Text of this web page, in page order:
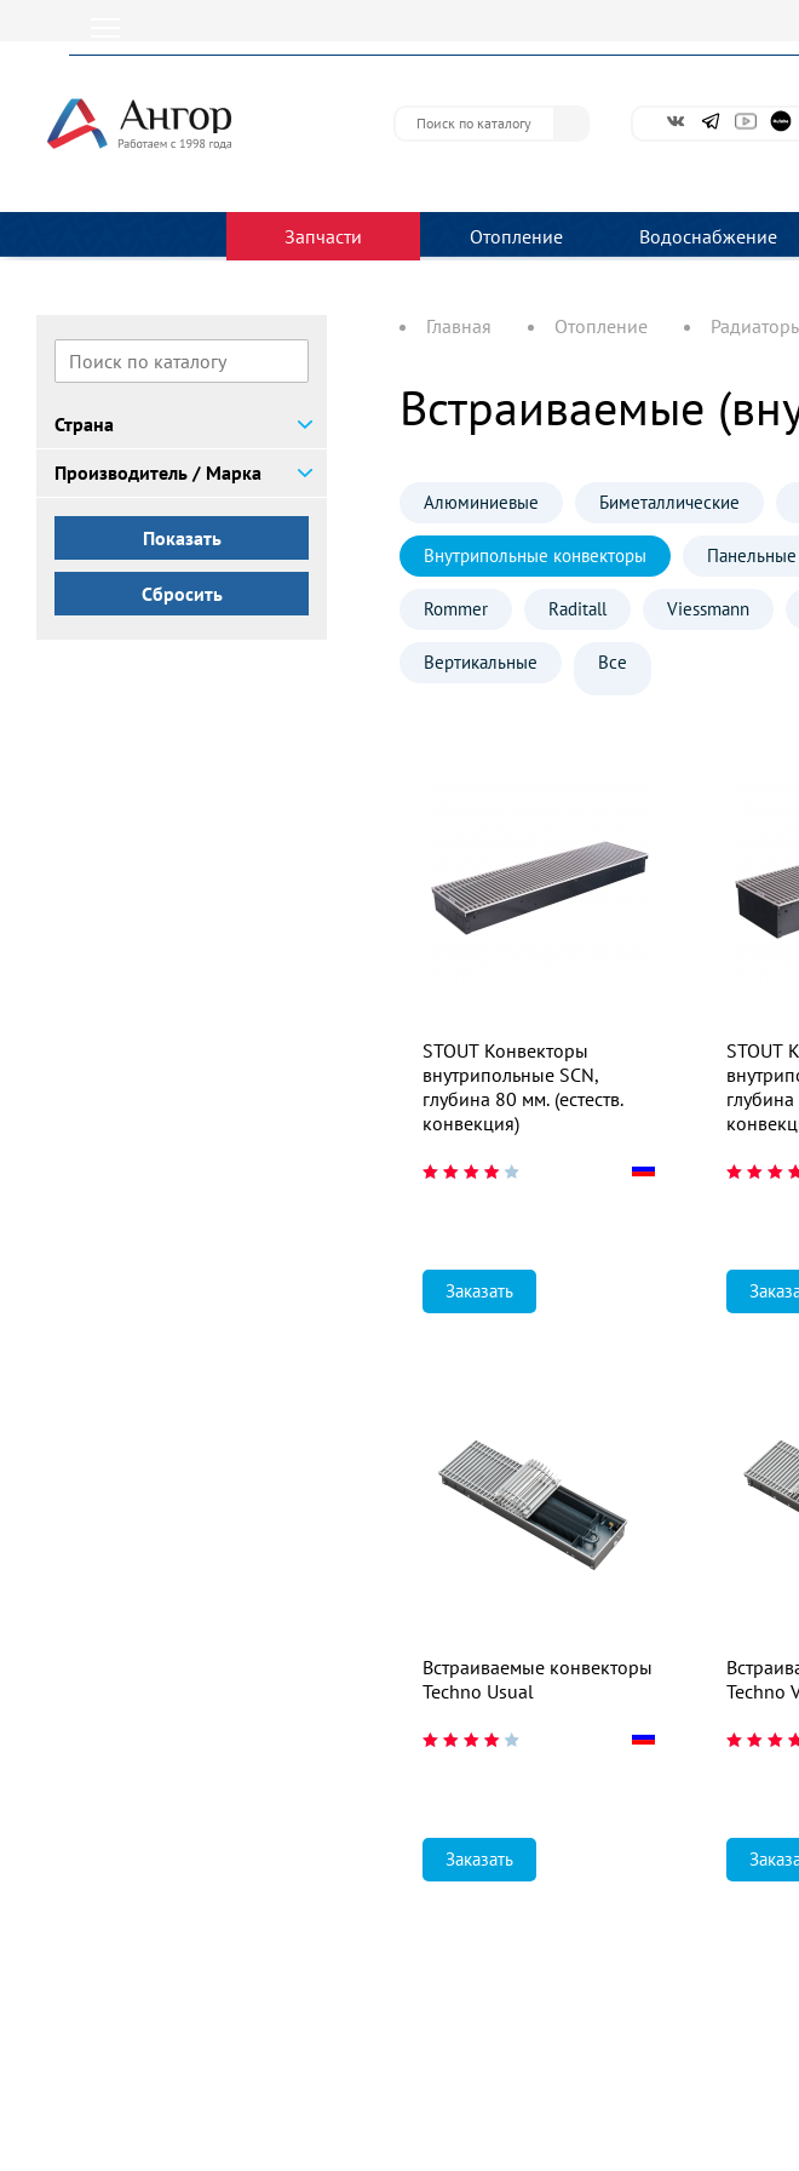
Запчасти Отопление Водоснабжение
Страна
Производитель / Марка
Сбросить
Главная Отопление
Встраиваемые
Алюминиевые Биметаллические
Внутрипольные конвекторы Панельные
Rommer Raditall Viessmann
Вертикальные Все
STOUT Конвекторы
внутрипольные SCN,
глубина 80 мм. (естеств.
конвекция)
Заказать
STOUT
Встраиваемые конвекторы
Techno Usual
Заказать
Techno